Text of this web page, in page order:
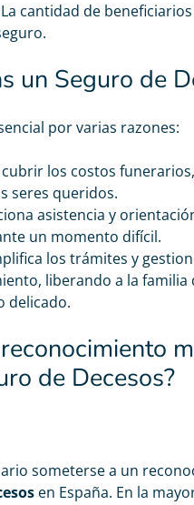
La cantidad de
un Seguro de
por varias razones:
cubrir los costos
seres queridos.
asistencia y
un momento difícil.
los trámites y
liberando a la familia
delicado.
de Decesos?
someterse a un
en España. En la